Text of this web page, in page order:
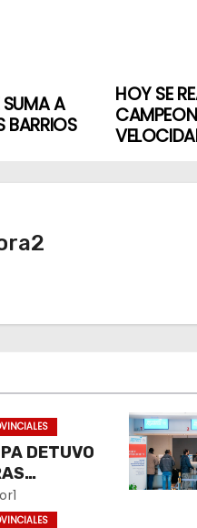
HOY SE
SUMA A
BARRIOS
DETUVO
Y